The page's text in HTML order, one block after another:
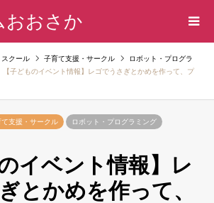
おおさか
クール 子育て支援・サークル
ロボット・プログラ
【子どものイベント情報】レゴでうさぎとかめを作って、プ
て支援・サークル ロボット・プログラミング
イベント情報】レ
とかめを作って、